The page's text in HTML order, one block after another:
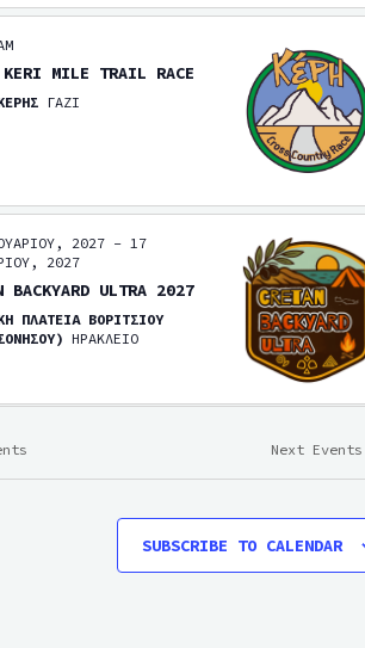
MILE TRAIL RACE
ΓΑΖΙ
2027 -17
2027
BACKYARD ULTRA 2027
ΠΛΑΤΕΙΑ ΒΟΡΙΤΣΙΟΥ
ΗΡΑΚΛΕΙΟ
Next Events
SUBSCRIBE TO CALENDAR